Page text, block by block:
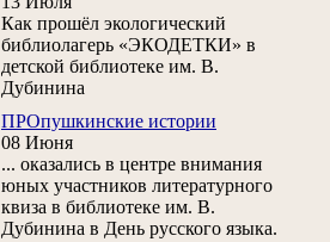
Как прошёл экологический
библиолагерь «ЭКОДЕТКИ» в
детской библиотеке им. В.
Дубинина
ПРОпушкинские истории
08 Июня
... оказались в центре внимания
юных участников литературного
квиза в библиотеке им. В.
Дубинина в День русского языка.